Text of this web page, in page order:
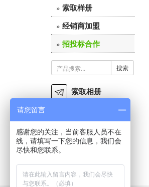
» 索取样册
» 经销商加盟
» 招投标合作
搜索
索取相册
经销商加盟
请您留言
感谢您的关注，当前客服人员不在
线，请填写一下您的信息，我们会
尽快和您联系。